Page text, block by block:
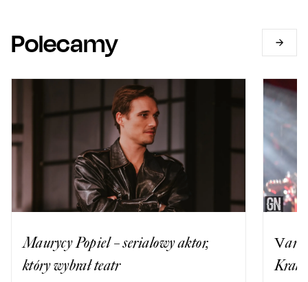
Polecamy
Maurycy Popiel – serialowy aktor,
który wybrał teatr